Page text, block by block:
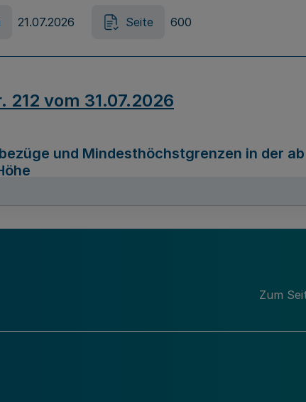
21.07.2026 Seite 600
212 vom 31.07.2026
und Mindesthöchstgrenzen in der ab
des Förderprogramms „Mittelstand
Zum